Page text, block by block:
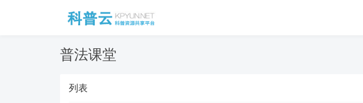
普法课堂
列表